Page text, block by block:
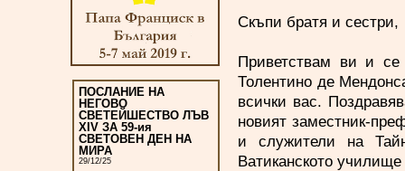
ПОСЛАНИЕ НА
НЕГОВО
СВЕТЕЙШЕСТВО ЛЪВ
XIV ЗА 59-ия
СВЕТОВЕН ДЕН НА
МИРА
29/12/25
Скъпи братя и сестри,
Приветствам ви и
Толентино де
всички вас.
новият заместник-
и служители на
Ватиканското